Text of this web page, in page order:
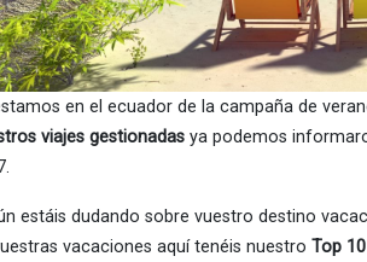
en el ecuador de la campaña de
viajes gestionadas ya podemos
estáis dudando sobre vuestro destino
vacaciones aquí tenéis nuestro Top